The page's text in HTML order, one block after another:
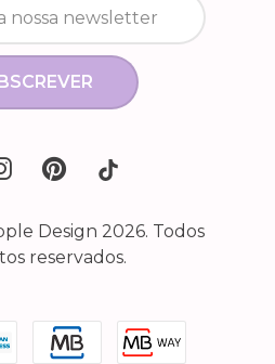
Design 2026. Todos
reservados.